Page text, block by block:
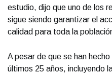
estudio, dijo que uno de los
sigue siendo garantizar el
calidad para toda la
A pesar de que se han
últimos 25 años, incluyendo